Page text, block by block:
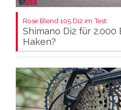
Rose Blend 105 Di2 im Test:
Shimano Di2 für
Haken?